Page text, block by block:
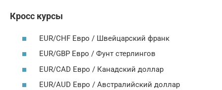
Кросс курсы
EUR/CHF Евро / Швейцарский франк
EUR/GBP Евро / Фунт стерлингов
EUR/CAD Евро / Канадский доллар
EUR/AUD Евро / Австралийский доллар